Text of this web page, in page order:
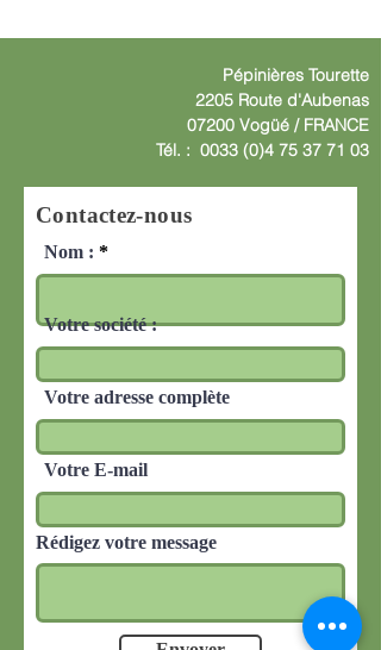
Pépinières Tourette
2205 Route d'Aubenas
07200 Vogüé / FRANCE
Tél. : 0033 (0)4 75 37 71 03
Contactez-nous
Nom :
Votre société :
Votre adresse complète
Votre E-mail
Rédigez votre message